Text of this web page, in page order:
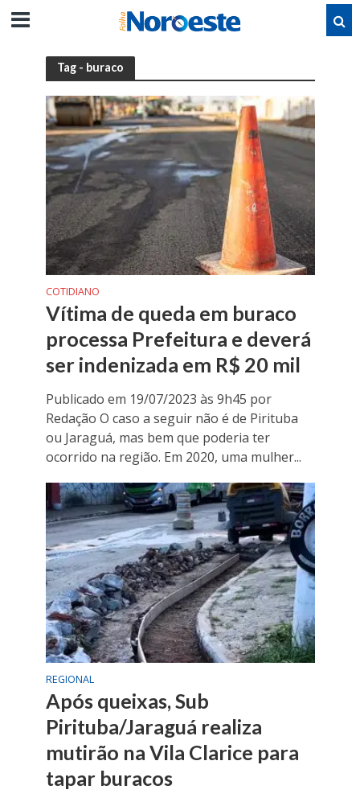
Tag - buraco
COTIDIANO
Vítima de queda em buraco
processa Prefeitura e deverá
ser indenizada em R$ 20 mil
Publicado em 19/07/2023 às 9h45 por
Redação O caso a seguir não é de Pirituba
ou Jaraguá, mas bem que poderia ter
ocorrido na região. Em 2020, uma mulher...
REGIONAL
Após queixas, Sub
Pirituba/Jaraguá realiza
mutirão na Vila Clarice para
tapar buracos